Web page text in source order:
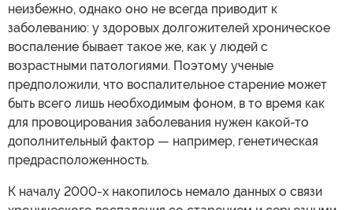
неизбежно, однако оно не всегда приводит к
заболеванию: у здоровых долгожителей хроническое
воспаление бывает такое же, как у людей с
возрастными патологиями. Поэтому ученые
предположили, что воспалительное старение может
быть всего лишь необходимым фоном, в то время как
для провоцирования заболевания нужен какой-то
дополнительный фактор — например, генетическая
предрасположенность.
К началу 2000-х накопилось немало данных о связи